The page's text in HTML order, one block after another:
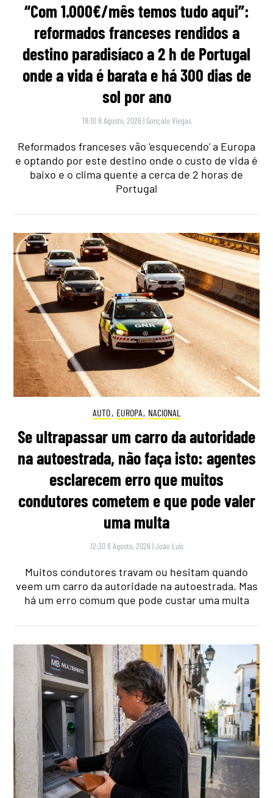
“Com 1.000€/mês temos tudo aqui”:
reformados franceses rendidos a
destino paradisíaco a 2 h de Portugal
onde a vida é barata e há 300 dias de
sol por ano
18:10 8 Agosto, 2026 | Gonçalo Viegas
Reformados franceses vão 'esquecendo' a Europa
e optando por este destino onde o custo de vida é
baixo e o clima quente a cerca de 2 horas de
Portugal
AUTO, EUROPA, NACIONAL
Se ultrapassar um carro da autoridade
na autoestrada, não faça isto: agentes
esclarecem erro que muitos
condutores cometem e que pode valer
uma multa
12:30 8 Agosto, 2026 |João Luís
Muitos condutores travam ou hesitam quando
veem um carro da autoridade na autoestrada. Mas
há um erro comum que pode custar uma multa